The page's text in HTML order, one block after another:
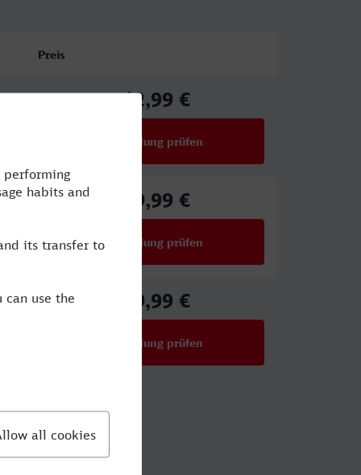
Preis
42,99 €
Verbindung prüfen
39,99 €
Verbindung prüfen
39,99 €
Verbindung prüfen